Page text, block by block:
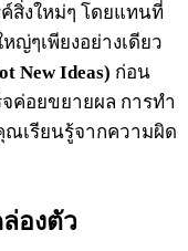
สิ่งใหม่ๆ โดยแทนที่
ญ่ๆเพียงอย่างเดียว
New Ideas) ก่อน
ค่อยขยายผล การทำ
ณเรียนรู้จากความผิด
องตัว